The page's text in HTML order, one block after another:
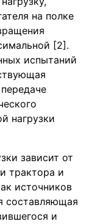
на полке
[2].
испытаний
нагрузки
зависит от
трактора и
источников
составляющая
и